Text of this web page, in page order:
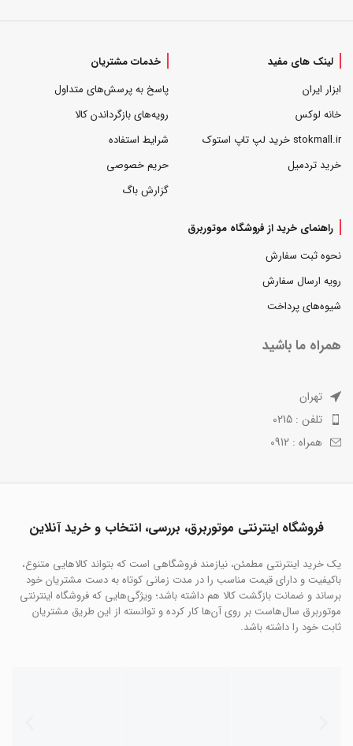
لینک های مفید
ابزار ایران
خانه لوکس
stokmall.ir خرید لپ تاپ استوک
خرید تردمیل
خدمات مشتریان
پاسخ به پرسش‌های متداول
رویه‌های بازگرداندن کالا
شرایط استفاده
حریم خصوصی
گزارش باگ
راهنمای خرید از فروشگاه موتوربرق
نحوه ثبت سفارش
رویه ارسال سفارش
شیوه‌های پرداخت
همراه ما باشید
تهران
تلفن : 0215
همراه : 0912
فروشگاه اینترنتی موتوربرق، بررسی، انتخاب و خرید آنلاین
یک خرید اینترنتی مطمئن، نیازمند فروشگاهی است که بتواند کالاهایی متنوع،
باکیفیت و دارای قیمت مناسب را در مدت زمانی کوتاه به دست مشتریان خود
برساند و ضمانت بازگشت کالا هم داشته باشد؛ ویژگی‌هایی که فروشگاه اینترنتی
موتوربرق سال‌هاست بر روی آن‌ها کار کرده و توانسته از این طریق مشتریان
ثابت خود را داشته باشد.